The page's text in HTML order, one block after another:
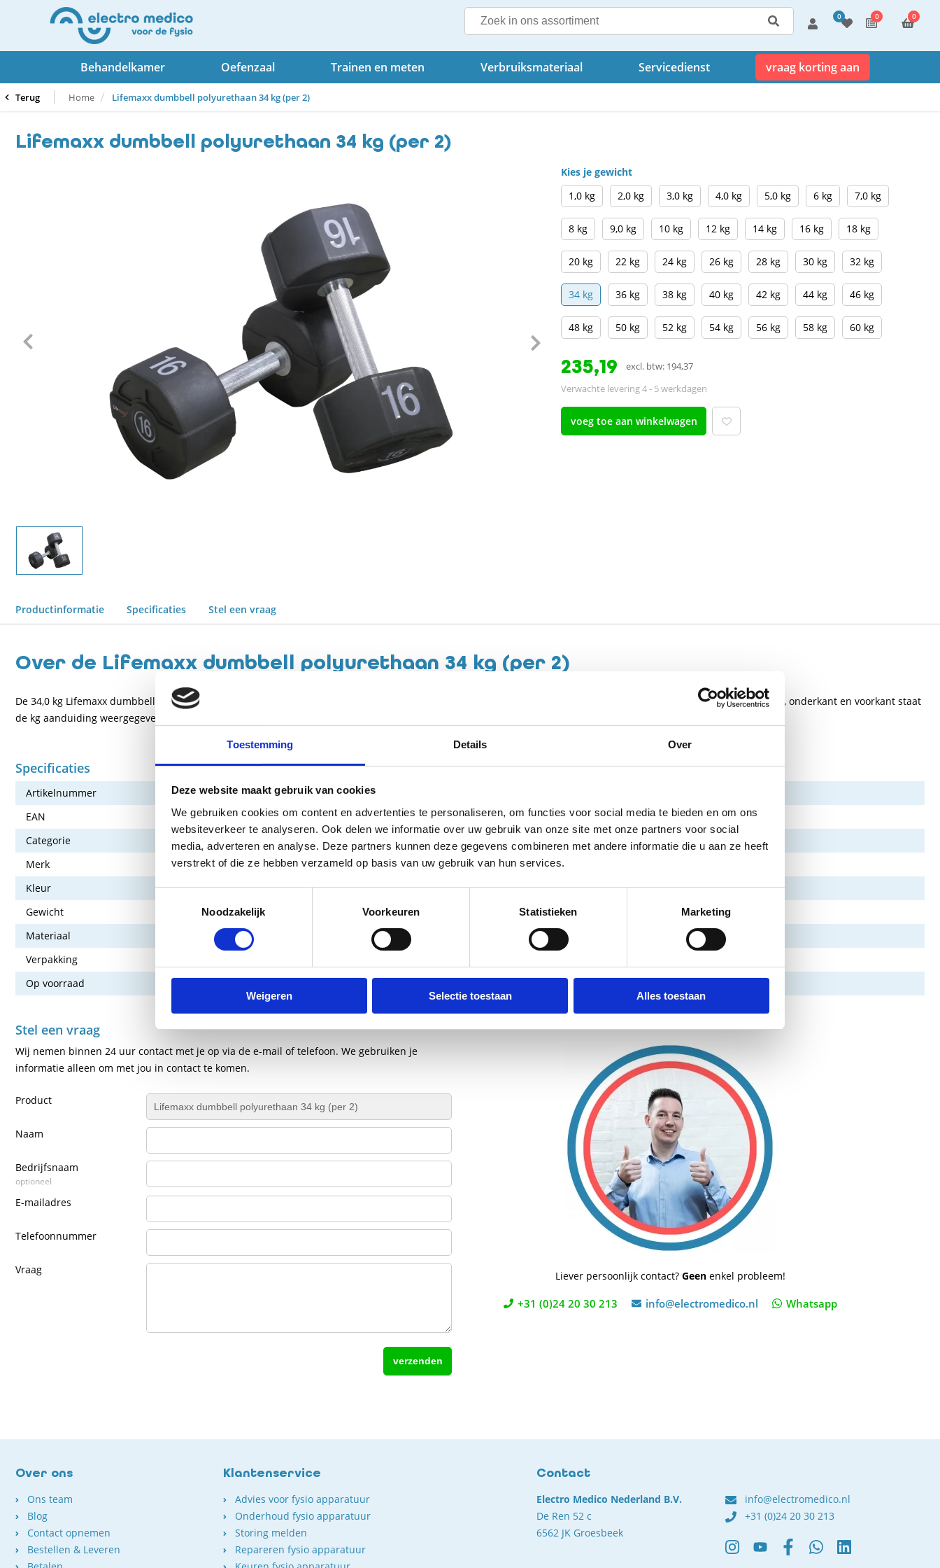
Toestemming Details Over
Deze website maakt gebruik van cookies
We gebruiken cookies om content en advertenties te personaliseren, om functies voor social media te bieden en om ons
websiteverkeer te analyseren. Ook delen we informatie over uw gebruik van onze site met onze partners voor social
media, adverteren en analyse. Deze partners kunnen deze gegevens combineren met andere informatie die u aan ze heeft
verstrekt of die ze hebben verzameld op basis van uw gebruik van hun services.
Noodzakelijk
Voorkeuren Statistieken Marketing
Weigeren Selectie toestaan Alles toestaan
0 0 0
Behandelkamer Oefenzaal Trainen en meten Verbruiksmateriaal Servicedienst vraag korting aan
Terug Home Lifemaxx dumbbell polyurethaan 34 kg (per 2)
Lifemaxx dumbbell polyurethaan 34 kg (per 2)
Kies je gewicht
1,0 kg
2,0 kg 3,0 kg 4,0 kg 5,0 kg 6 kg 7,0 kg
8 kg 9,0 kg 10 kg 12 kg 14 kg 16 kg 18 kg
20 kg 22 kg 24 kg 26 kg 28 kg 30 kg 32 kg
34 kg 36 kg 38 kg 40 kg 42 kg 44 kg 46 kg
48 kg 50 kg 52 kg 54 kg 56 kg 58 kg 60 kg
235,19
excl. btw: 194,37
Verwachte levering 4 - 5 werkdagen
voeg toe aan winkelwagen
Productinformatie Specificaties Stel een vraag
Over de Lifemaxx dumbbell polyurethaan 34 kg (per 2)
De 34,0 kg Lifemaxx dumbbell (per 2) zijn gemaakt van polyurethaan met een stalen handgreep. Dit maakt de dumbbells strak en compact. Zowel aan de bovenkant, onderkant en voorkant staat
de kg aanduiding weergegeven, waardoor het altijd duidelijk met welk gewicht je aan het werk bent!
Specificaties
Artikelnummer
176-LM-PU-34
EAN
7430436745788
Categorie
Oefenmateriaal - Dumbbels
Merk
Lifemaxx
Kleur
Zwart
Gewicht
34 kg
Materiaal
Polyurethaan
Verpakking
Op voorraad
Stel een vraag
Wij nemen binnen 24 uur contact met je op via de e-mail of telefoon. We gebruiken je
informatie alleen om met jou in contact te komen.
Product
Naam
Bedrijfsnaam
optioneel
E-mailadres
Telefoonnummer
Vraag Liever persoonlijk contact? Geenenkel probleem!
+31 (0)24 20 30 213 info@electromedico.nl Whatsapp
Over ons
Ons team
Blog
Contact opnemen
Bestellen & Leveren
Klantenservice
Advies voor fysio apparatuur
Onderhoud fysio apparatuur
Storing melden
Repareren fysio apparatuur
Contact
Electro Medico Nederland B.V.
De Ren 52 c
6562 JK Groesbeek
info@electromedico.nl
+31 (0)24 20 30 213